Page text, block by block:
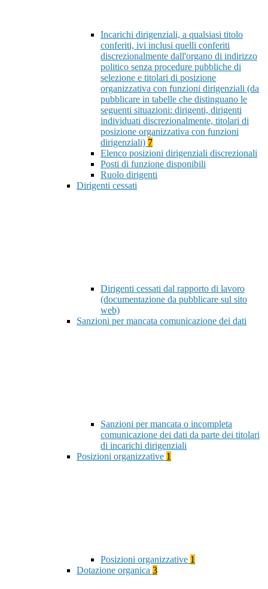
Incarichi dirigenziali, a qualsiasi titolo
conferiti, ivi inclusi quelli conferiti
discrezionalmente dall'organo di indirizzo
politico senza procedure pubbliche di
selezione e titolari di posizione
organizzativa con funzioni dirigenziali (da
pubblicare in tabelle che distinguano le
seguenti situazioni: dirigenti, dirigenti
individuati discrezionalmente, titolari di
posizione organizzativa con funzioni
dirigenziali) 7
Elenco posizioni dirigenziali discrezionali
Posti di funzione disponibili
Ruolo dirigenti
Dirigenti cessati
Dirigenti cessati dal rapporto di lavoro
(documentazione da pubblicare sul sito
web)
Sanzioni per mancata comunicazione dei dati
Sanzioni per mancata o incompleta
comunicazione dei dati da parte dei titolari
di incarichi dirigenziali
Posizioni organizzative 1
Posizioni organizzative 1
Dotazione organica 3